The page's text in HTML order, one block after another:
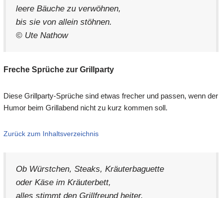
leere Bäuche zu verwöhnen,
bis sie von allein stöhnen.
© Ute Nathow
Freche Sprüche zur Grillparty
Diese Grillparty-Sprüche sind etwas frecher und passen, wenn der
Humor beim Grillabend nicht zu kurz kommen soll.
Zurück zum Inhaltsverzeichnis
Ob Würstchen, Steaks, Kräuterbaguette
oder Käse im Kräuterbett,
alles stimmt den Grillfreund heiter,